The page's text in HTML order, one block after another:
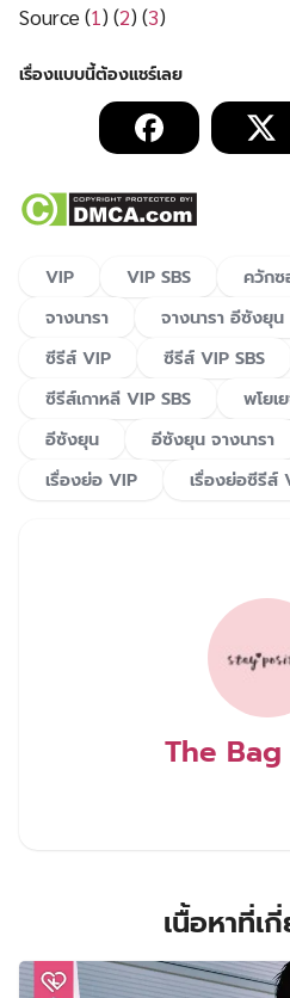
Source (1) (2) (3)
VIP VIP SBS ควัก
จางนารา
จางนารา อีซังยุน
ซีรีส์ VIP
ซีรีส์ VIP SBS
ซีรีส์เกาหลี VIP SBS
พโยเ
อีซังยุน
อีซังยุน จางนารา
เรื่องย่อ VIP
เรื่องย่อซีรีส์
The
เนื้อหาที่เ